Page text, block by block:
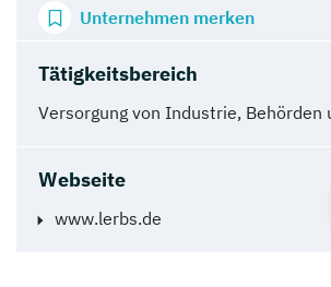
Tätigkeitsbereich
Versorgung von Industrie, Behörden
Webseite
www.lerbs.de
Unternehmen merken